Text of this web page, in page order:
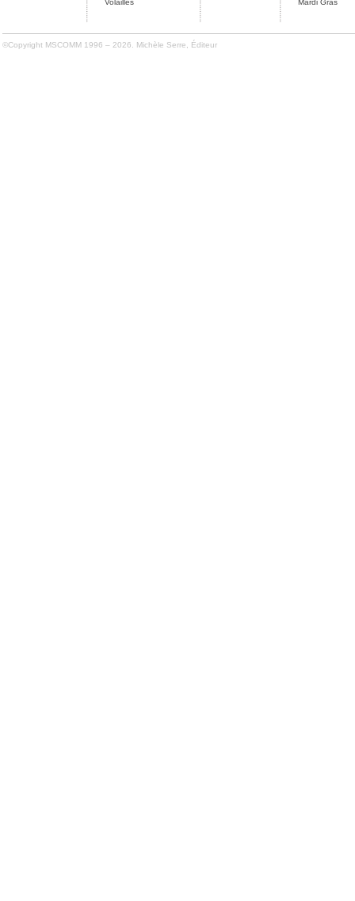
Volailles Mardi Gras
©Copyright MSCOMM 1996 – 2026. Michèle Serre, Éditeur